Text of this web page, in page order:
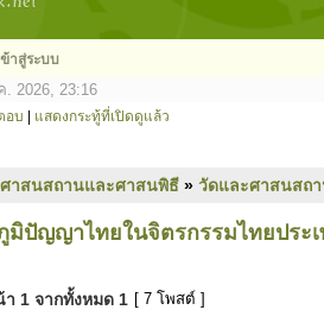
ข้าสู่ระบบ
2026, 23:16
อบ แสดงกระทู้ที่เปิดดูแล้ว
าสนสถานและศาสนพิธี » วัดและศาสนสถ
มิปัญญาไทยในจิตรกรรมไทยประ
า 1 จากทั้งหมด 1 [ 7 โพสต์ ]